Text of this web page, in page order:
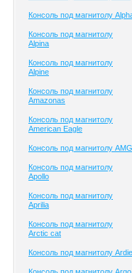
Консоль под магнитолу
Консоль под магнитолу
Alpina
Консоль под магнитолу
Alpine
Консоль под магнитолу
Amazonas
Консоль под магнитолу
American Eagle
Консоль под магнитолу AMG
Консоль под магнитолу
Apollo
Консоль под магнитолу
Aprilia
Консоль под магнитолу
Arctic cat
Консоль под магнитолу Ardie